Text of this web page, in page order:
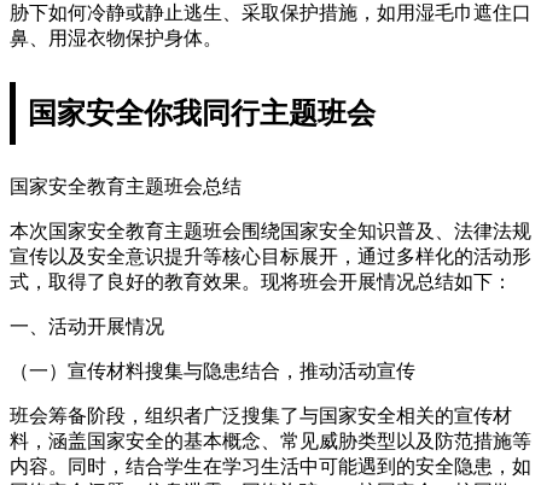
胁下如何冷静或静止逃生、采取保护措施，如用湿毛巾遮住口
鼻、用湿衣物保护身体。
国家安全你我同行主题班会
国家安全教育主题班会总结
本次国家安全教育主题班会围绕国家安全知识普及、法律法规
宣传以及安全意识提升等核心目标展开，通过多样化的活动形
式，取得了良好的教育效果。现将班会开展情况总结如下：
一、活动开展情况
（一）宣传材料搜集与隐患结合，推动活动宣传
班会筹备阶段，组织者广泛搜集了与国家安全相关的宣传材
料，涵盖国家安全的基本概念、常见威胁类型以及防范措施等
内容。同时，结合学生在学习生活中可能遇到的安全隐患，如